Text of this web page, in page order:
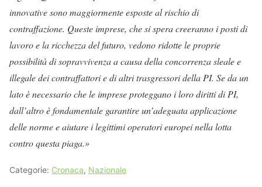
innovative sono maggiormente esposte al rischio di
contraffazione. Queste imprese, che si spera creeranno i posti di
lavoro e la ricchezza del futuro, vedono ridotte le proprie
possibilità di sopravvivenza a causa della concorrenza sleale e
illegale dei contraffattori e di altri trasgressori della PI. Se da un
lato è necessario che le imprese proteggano i loro diritti di PI,
dall’altro è fondamentale garantire un’adeguata applicazione
delle norme e aiutare i legittimi operatori europei nella lotta
contro questa piaga.»
Categorie: Cronaca, Nazionale